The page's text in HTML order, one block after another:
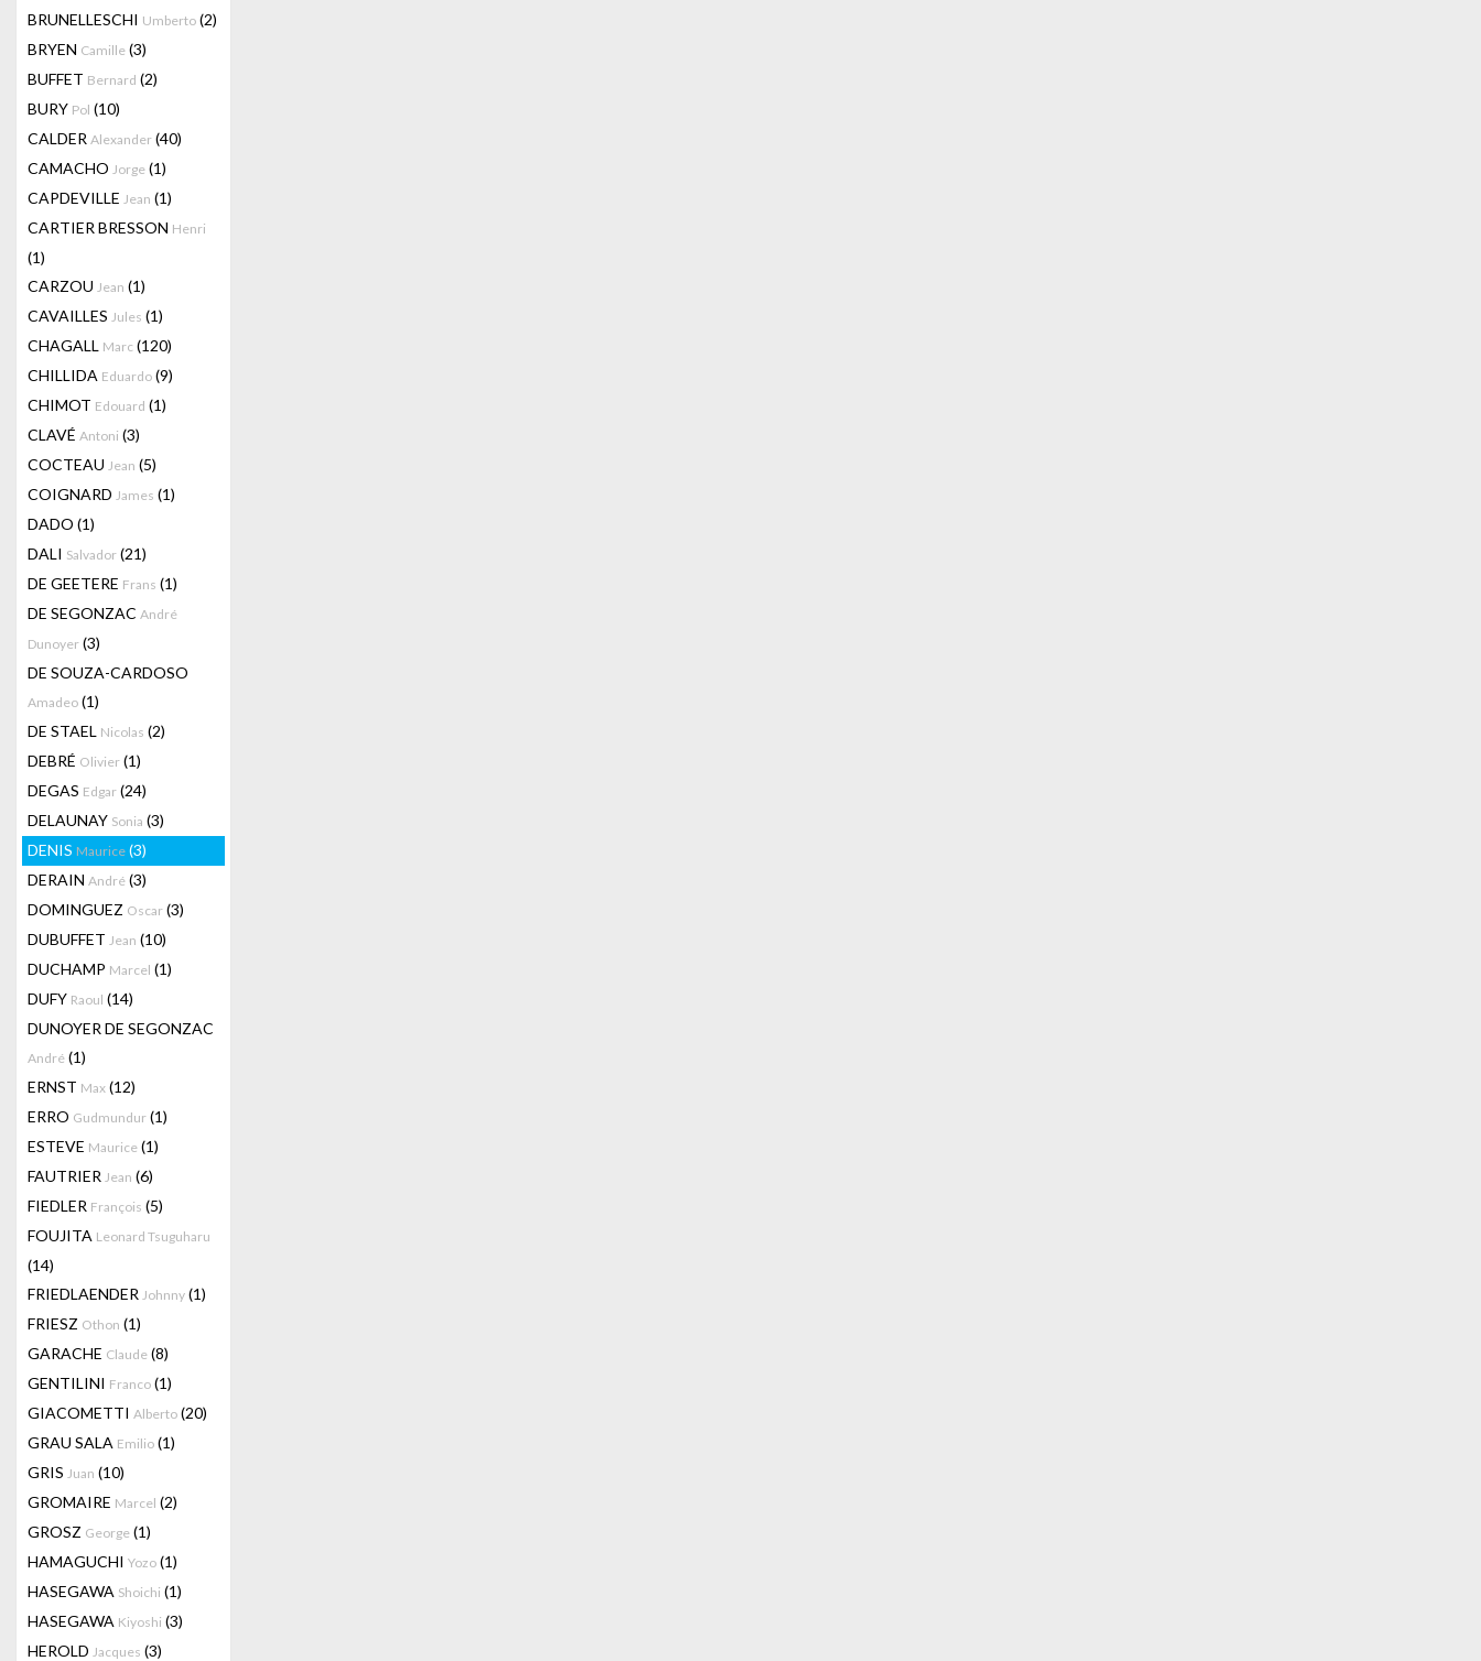
BRUNELLESCHI Umberto (2)
BRYEN Camille (3)
BUFFET Bernard (2)
BURY Pol (10)
CALDER Alexander (40)
CAMACHO Jorge (1)
CAPDEVILLE Jean (1)
CARTIER BRESSON Henri
(1)
CARZOU Jean (1)
CAVAILLES Jules (1)
CHAGALL Marc (120)
CHILLIDA Eduardo (9)
CHIMOT Edouard (1)
CLAVÉ Antoni (3)
COCTEAU Jean (5)
COIGNARD James (1)
DADO (1)
DALI Salvador (21)
DE GEETERE Frans (1)
DE SEGONZAC André
Dunoyer (3)
DE SOUZA-CARDOSO
Amadeo (1)
DE STAEL Nicolas (2)
DEBRÉ Olivier (1)
DEGAS Edgar (24)
DELAUNAY Sonia (3)
DENIS Maurice (3)
DERAIN André (3)
DOMINGUEZ Oscar (3)
DUBUFFET Jean (10)
DUCHAMP Marcel (1)
DUFY Raoul (14)
DUNOYER DE SEGONZAC
André (1)
ERNST Max (12)
ERRO Gudmundur (1)
ESTEVE Maurice (1)
FAUTRIER Jean (6)
FIEDLER François (5)
FOUJITA Leonard Tsuguharu
(14)
FRIEDLAENDER Johnny (1)
FRIESZ Othon (1)
GARACHE Claude (8)
GENTILINI Franco (1)
GIACOMETTI Alberto (20)
GRAU SALA Emilio (1)
GRIS Juan (10)
GROMAIRE Marcel (2)
GROSZ George (1)
HAMAGUCHI Yozo (1)
HASEGAWA Shoichi (1)
HASEGAWA Kiyoshi (3)
HEROLD Jacques (3)